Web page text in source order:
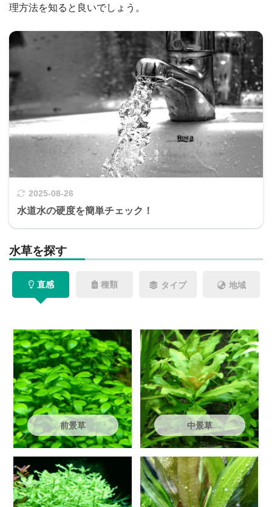
理方法を知ると良いでしょう。
2025-08-26
水道水の硬度を簡単チェック！
水草を探す
直感 種類 タイプ 地域
前景草 中景草